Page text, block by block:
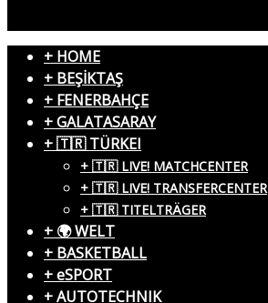
+ HOME
+ BEŞİKTAŞ
+ FENERBAHÇE
+ GALATASARAY
+ 🇹🇷 TÜRKEI
+ 🇹🇷 LIVE! MATCHCENTER
+ 🇹🇷 LIVE! TRANSFERCENTER
+ 🇹🇷 TITELTRÄGER
+ 🌍 WELT
+ BASKETBALL
+ eSPORT
+ AUTOTECHNIK